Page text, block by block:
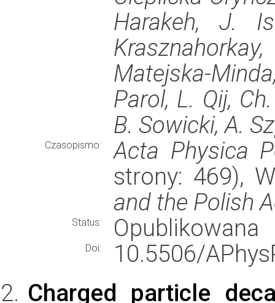
Harakeh, J.
Matejska-
Parol, L. Qij,
B. Sowicki, A.
Czasopismo:
Acta Physica
strony: 469),
and the Polish
Status: Opublikowana
Doi:
10.5506/
Charged particle